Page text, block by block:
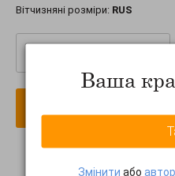
Вітчизняні розміри: RUS
Ваша
Змінити або